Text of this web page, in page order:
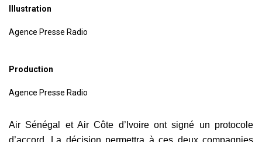
Illustration
Agence Presse Radio
Production
Agence Presse Radio
Air Sénégal et Air Côte d’Ivoire ont signé un protocole
d’accord. La décision permettra à ces deux compagnies